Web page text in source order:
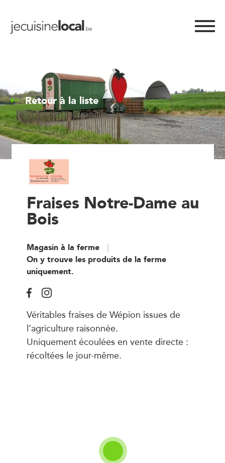
Retour à la liste
Fraises Notre-Dame au
Bois
Magasin à la ferme
On y trouve les produits de la ferme
uniquement.
Véritables fraises de Wépion issues de
l’agriculture raisonnée.
Uniquement écoulées en vente directe :
récoltées le jour-même.